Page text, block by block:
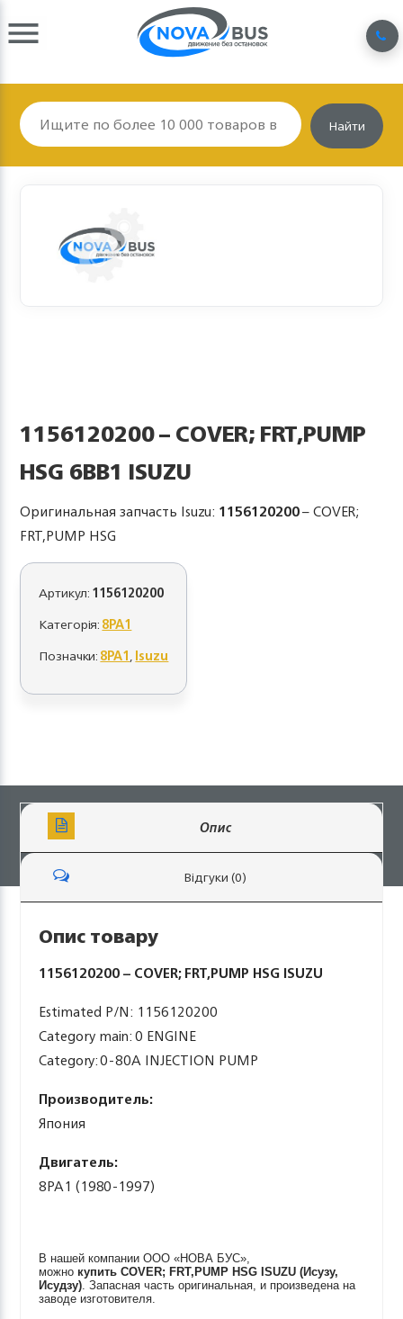
Найти
1156120200 – COVER; FRT,PUMP
HSG 6BB1 ISUZU
Оригинальная запчасть Isuzu: 1156120200– COVER;
FRT,PUMP HSG
Артикул:1156120200
Категорія:8PA1
Позначки:8PA1,Isuzu
Опис
Відгуки (0)
Опис товару
1156120200 – COVER; FRT,PUMP HSG ISUZU
Estimated P/N: 1156120200
Category main: 0 ENGINE
Category: 0-80A INJECTION PUMP
Производитель:
Япония
Двигатель:
8PA1 (1980-1997)
В нашей компании ООО «НОВА БУС»,
можно купитьCOVER; FRT,PUMP HSG ISUZU (Исузу,
Исудзу). Запасная часть оригинальная, и произведена на
заводе изготовителя.